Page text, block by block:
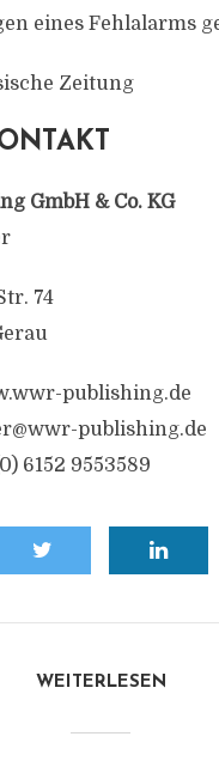
eines Fehlalarms
Zeitung
GmbH & Co. KG
74
publishing.de
publishing.de
6152 9553589
WEITERLESEN